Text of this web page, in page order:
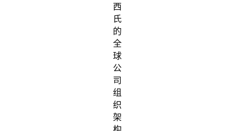
西
氏
的
全
球
公
司
组
织
架